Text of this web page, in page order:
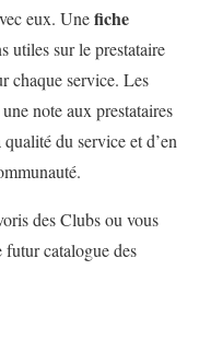
eux. Unefiche
utiles sur le prestataire
chaque service. Les
note aux prestataires
du service et d’en
des Clubs ou vous
futur catalogue des